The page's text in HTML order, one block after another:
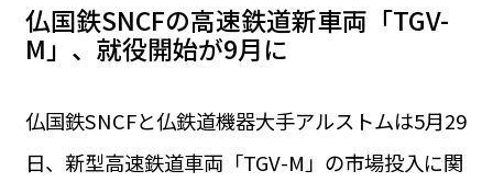
LUXE
PARIS 14℃ / 12℃
FR 09:06 ／ JP 16:06
仏国鉄SNCFの高速鉄道新車両「TGV-
M」、就役開始が9月に
仏国鉄SNCFと仏鉄道機器大手アルストムは5月29
日、新型高速鉄道車両「TGV-M」の市場投入に関